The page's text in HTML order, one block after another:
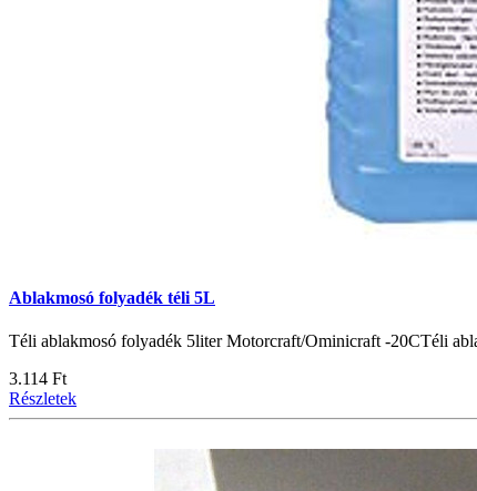
Ablakmosó folyadék téli 5L
Téli ablakmosó folyadék 5liter Motorcraft/Ominicraft -20CTéli
3.114 Ft
Részletek